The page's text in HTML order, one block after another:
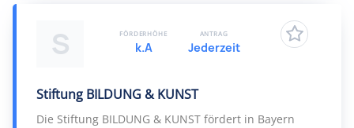
S
Stiftung BILDUNG & KUNST
Die Stiftung BILDUNG & KUNST fördert in Bayern
FÖRDERHÖHE
k.A
ANTRAG
Jederzeit